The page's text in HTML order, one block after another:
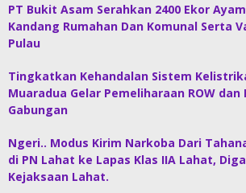
PT Bukit Asam Serahkan 2400 Ekor
Kandang Rumahan Dan Komunal Serta
Pulau
Tingkatkan Kehandalan Sistem
Muaradua Gelar Pemeliharaan ROW dan
Gabungan
Ngeri.. Modus Kirim Narkoba Dari
di PN Lahat ke Lapas Klas IIA Lahat,
Kejaksaan Lahat.